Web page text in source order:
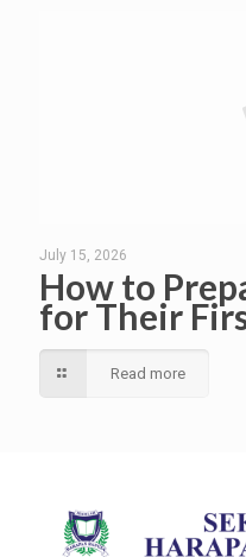
July 15, 2026
How to
for Their
Read more